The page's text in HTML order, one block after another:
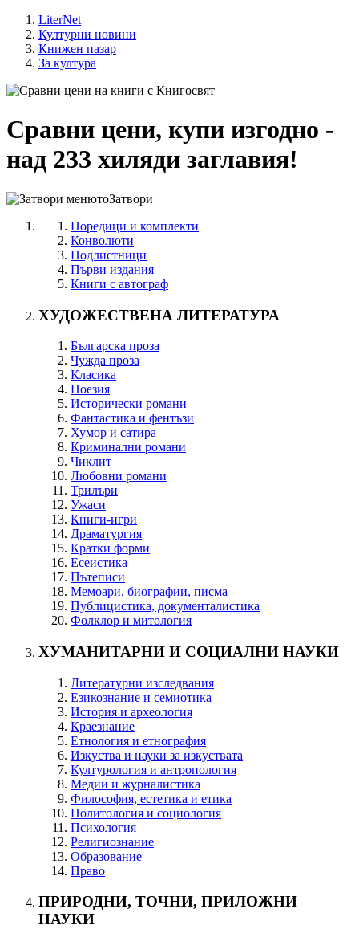
LiterNet
Културни новини
Книжен пазар
За култура
Сравни цени, купи изгодно -
над 233 хиляди заглавия!
Затвори
Поредици и комплекти
Конволюти
Подлистници
Първи издания
Книги с автограф
ХУДОЖЕСТВЕНА ЛИТЕРАТУРА
Българска проза
Чужда проза
Класика
Поезия
Исторически романи
Фантастика и фентъзи
Хумор и сатира
Криминални романи
Чиклит
Любовни романи
Трилъри
Ужаси
Книги-игри
Драматургия
Кратки форми
Есеистика
Пътеписи
Мемоари, биографии, писма
Публицистика, документалистика
Фолклор и митология
ХУМАНИТАРНИ И СОЦИАЛНИ НАУКИ
Литературни изследвания
Езикознание и семиотика
История и археология
Краезнание
Етнология и етнография
Изкуства и науки за изкуствата
Културология и антропология
Медии и журналистика
Философия, естетика и етика
Политология и социология
Психология
Религиознание
Образование
Право
ПРИРОДНИ, ТОЧНИ, ПРИЛОЖНИ
НАУКИ